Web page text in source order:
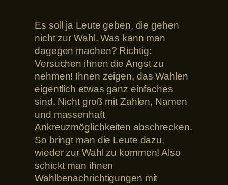
Es soll ja Leute geben, die gehen
nicht zur Wahl. Was kann man
dagegen machen? Richtig:
Versuchen ihnen die Angst zu
nehmen! Ihnen zeigen, das Wahlen
eigentlich etwas ganz einfaches
sind. Nicht groß mit Zahlen, Namen
und massenhaft
Ankreuzmöglichkeiten abschrecken.
So bringt man die Leute dazu,
wieder zur Wahl zu kommen! Also
schickt man ihnen
Wahlbenachrichtigungen mit